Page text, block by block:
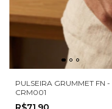
PULSEIRA GRUMMET FN -
CRM001